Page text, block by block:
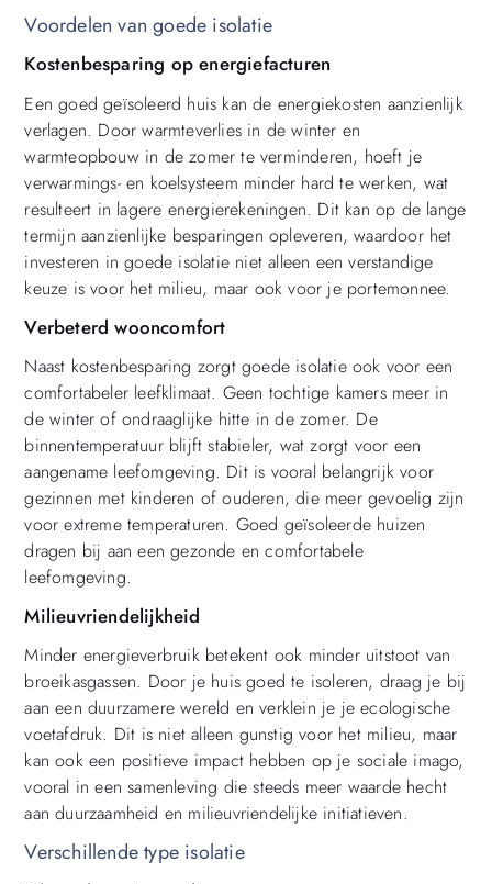
Voordelen van goede isolatie
Kostenbesparing op energiefacturen
Een goed geïsoleerd huis kan de energiekosten aanzienlijk
verlagen. Door warmteverlies in de winter en
warmteopbouw in de zomer te verminderen, hoeft je
verwarmings- en koelsysteem minder hard te werken, wat
resulteert in lagere energierekeningen. Dit kan op de lange
termijn aanzienlijke besparingen opleveren, waardoor het
investeren in goede isolatie niet alleen een verstandige
keuze is voor het milieu, maar ook voor je portemonnee.
Verbeterd wooncomfort
Naast kostenbesparing zorgt goede isolatie ook voor een
comfortabeler leefklimaat. Geen tochtige kamers meer in
de winter of ondraaglijke hitte in de zomer. De
binnentemperatuur blijft stabieler, wat zorgt voor een
aangename leefomgeving. Dit is vooral belangrijk voor
gezinnen met kinderen of ouderen, die meer gevoelig zijn
voor extreme temperaturen. Goed geïsoleerde huizen
dragen bij aan een gezonde en comfortabele
leefomgeving.
Milieuvriendelijkheid
Minder energieverbruik betekent ook minder uitstoot van
broeikasgassen. Door je huis goed te isoleren, draag je bij
aan een duurzamere wereld en verklein je je ecologische
voetafdruk. Dit is niet alleen gunstig voor het milieu, maar
kan ook een positieve impact hebben op je sociale imago,
vooral in een samenleving die steeds meer waarde hecht
aan duurzaamheid en milieuvriendelijke initiatieven.
Verschillende type isolatie